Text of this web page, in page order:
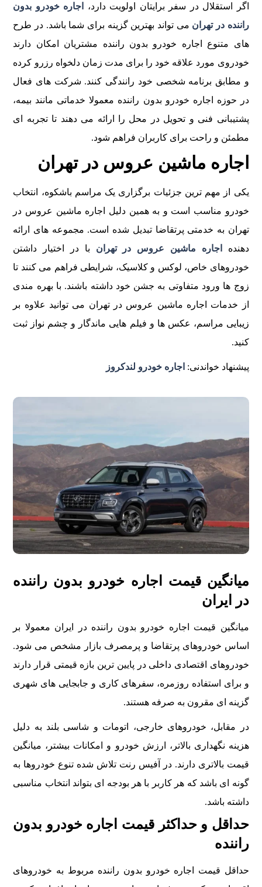
اگر استقلال در سفر برایتان اولویت دارد،
اجاره خودرو بدون
راننده در تهران می تواند بهترین گزینه برای شما باشد. در طرح
های متنوع اجاره خودرو بدون راننده مشتریان امکان دارند
خودروی مورد علاقه خود را برای مدت زمان دلخواه رزرو کرده
و مطابق برنامه شخصی خود رانندگی کنند. شرکت های فعال
در حوزه اجاره خودرو بدون راننده معمولا خدماتی مانند بیمه،
پشتیبانی فنی و تحویل در محل را ارائه می دهند تا تجربه ای
مطمئن و راحت برای کاربران فراهم شود.
اجاره ماشین عروس در تهران
یکی از مهم ترین جزئیات برگزاری یک مراسم باشکوه، انتخاب
خودرو مناسب است و به همین دلیل اجاره ماشین عروس در
تهران به خدمتی پرتقاضا تبدیل شده است. مجموعه های ارائه
دهنده
اجاره ماشین عروس در تهران با در اختیار داشتن
خودروهای خاص، لوکس و کلاسیک، شرایطی فراهم می کنند تا
زوج ها ورود متفاوتی به جشن خود داشته باشند. با بهره مندی
از خدمات اجاره ماشین عروس در تهران می توانید علاوه بر
زیبایی مراسم، عکس ها و فیلم هایی ماندگار و چشم نواز ثبت
کنید.
پیشنهاد خواندنی: اجاره خودرو لندکروز
میانگین قیمت اجاره خودرو بدون راننده
در ایران
میانگین قیمت اجاره خودرو بدون راننده در ایران معمولا بر
اساس خودروهای پرتقاضا و پرمصرف بازار مشخص می شود.
خودروهای اقتصادی داخلی در پایین ترین بازه قیمتی قرار دارند
و برای استفاده روزمره، سفرهای کاری و جابجایی های شهری
گزینه ای مقرون به صرفه هستند.
در مقابل، خودروهای خارجی، اتومات و شاسی بلند به دلیل
هزینه نگهداری بالاتر، ارزش خودرو و امکانات بیشتر، میانگین
قیمت بالاتری دارند. در آفیس رنت تلاش شده تنوع خودروها به
گونه ای باشد که هر کاربر با هر بودجه ای بتواند انتخاب مناسبی
داشته باشد.
حداقل و حداکثر قیمت اجاره خودرو بدون
راننده
حداقل قیمت اجاره خودرو بدون راننده مربوط به خودروهای